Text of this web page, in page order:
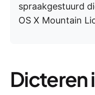
spraakgestuurd
OS X Mountain
Dicteren